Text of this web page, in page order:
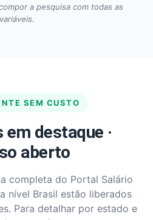
a pesquisa com todas as
variáveis.
SEM CUSTO
destaque ·
aberto
completa do Portal Salário
nível Brasil estão liberados
Para detalhar por estado e